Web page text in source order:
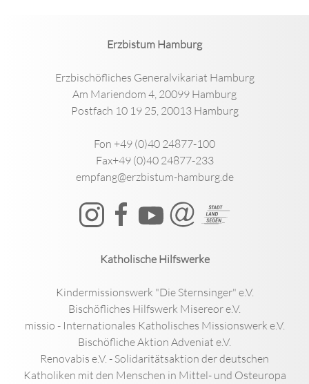
Erzbistum Hamburg
Erzbischöfliches Generalvikariat Hamburg
Am Mariendom 4, 20099 Hamburg
Postfach 10 19 25, 20013 Hamburg
Fon +49 (0)40 24877-100
Fax+49 (0)40 24877-233
empfang@erzbistum-hamburg.de
Katholische Hilfswerke
Kindermissionswerk "Die Sternsinger" e.V.
Bischöfliches Hilfswerk Misereor e.V.
missio - Internationales Katholisches Missionswerk e.V.
Bischöfliche Aktion Adveniat e.V.
Renovabis e.V. - Solidaritätsaktion der deutschen
Katholiken mit den Menschen in Mittel- und Osteuropa